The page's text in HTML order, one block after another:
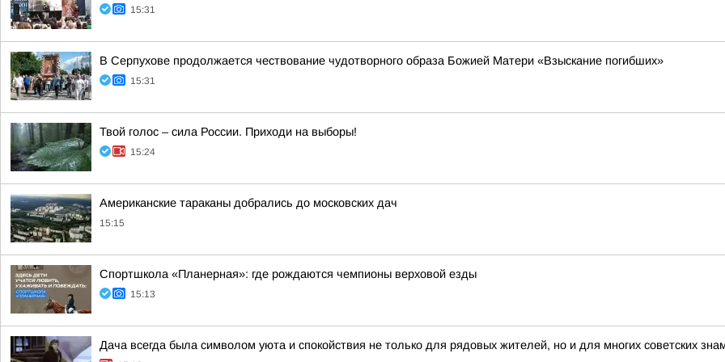
15:31
В Серпухове продолжается чествование чудотворного образа Божией Матери «Взыскание погибших»
15:31
Твой голос – сила России. Приходи на выборы!
15:24
Американские тараканы добрались до московских дач
15:15
Спортшкола «Планерная»: где рождаются чемпионы верховой езды
15:13
Дача всегда была символом уюта и спокойствия не только для рядовых жителей, но и для многих советских